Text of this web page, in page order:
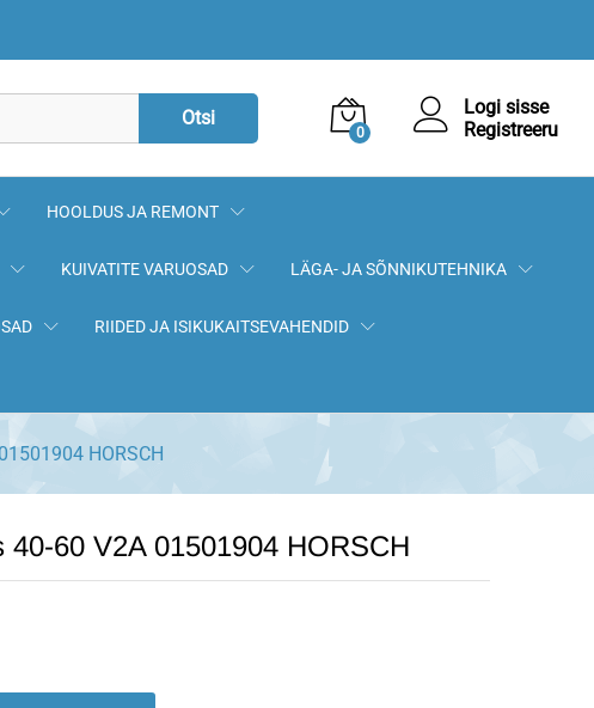
Otsi
0
Logi sisse
Registreeru
HOOLDUS JA REMONT
KUIVATITE VARUOSAD LÄGA- JA SÕNNIKUTEHNIKA
RIIDED JA ISIKUKAITSEVAHENDID
HORSCH
40-60 V2A 01501904 HORSCH